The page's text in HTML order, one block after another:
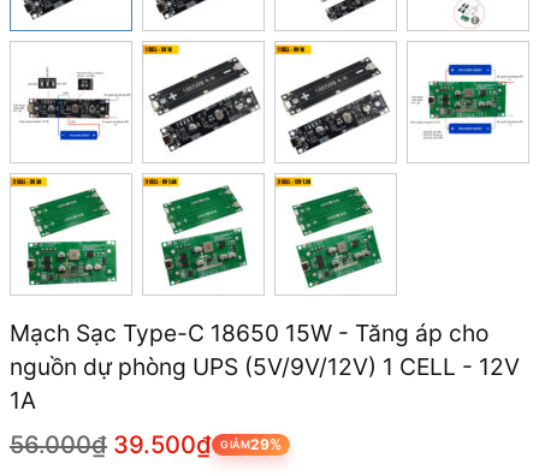
Mạch Sạc Type-C 18650 15W - Tăng áp cho
nguồn dự phòng UPS (5V/9V/12V) 1 CELL - 12V
1A
56.000₫ 39.500₫ GIẢM29%